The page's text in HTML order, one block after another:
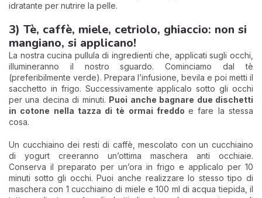
idratante per nutrire la pelle.
3) Tè, caffè, miele, cetriolo, ghiaccio: non si
mangiano, si applicano!
La nostra cucina pullula di ingredienti che, applicati sugli occhi,
illumineranno il nostro sguardo. Cominciamo dal tè
(preferibilmente verde). Prepara l’infusione, bevila e poi metti il
sacchetto in frigo. Successivamente applicalo sotto gli occhi
per una decina di minuti. Puoi anche bagnare due dischetti
in cotone nella tazza di tè ormai freddoe fare la stessa
cosa.
Un cucchiaino dei resti di caffè, mescolato con un cucchiaino
di yogurt creeranno un’ottima maschera anti occhiaie.
Conserva il preparato per un’ora in frigo e applicalo per 10
minuti sotto gli occhi. Puoi anche realizzare lo stesso tipo di
maschera con 1 cucchiaino di miele e 100 ml di acqua tiepida, il